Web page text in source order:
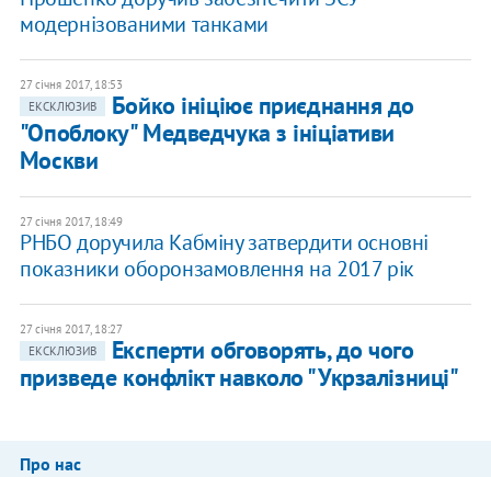
модернізованими танками
27 січня 2017, 18:53
ЕКСКЛЮЗИВ
Бойко ініціює приєднання до
"Опоблоку" Медведчука з ініціативи
Москви
27 січня 2017, 18:49
РНБО доручила Кабміну затвердити основні
показники оборонзамовлення на 2017 рік
27 січня 2017, 18:27
ЕКСКЛЮЗИВ
Експерти обговорять, до чого
призведе конфлікт навколо "Укрзалізниці"
Про нас